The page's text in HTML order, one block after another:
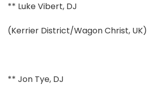
** Luke Vibert, DJ
(Kerrier District/Wagon Christ, UK)
** Jon Tye, DJ